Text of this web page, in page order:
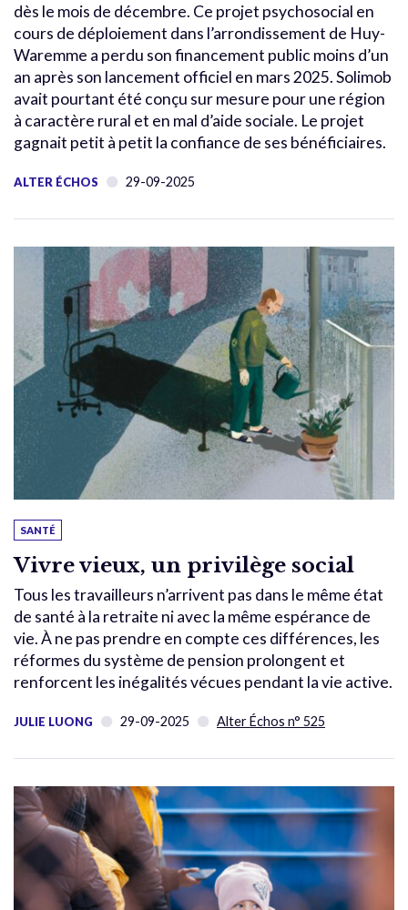
dès le mois de décembre. Ce projet psychosocial en
cours de déploiement dans l’arrondissement de Huy-
Waremme a perdu son financement public moins d’un
an après son lancement officiel en mars 2025. Solimob
avait pourtant été conçu sur mesure pour une région
à caractère rural et en mal d’aide sociale. Le projet
gagnait petit à petit la confiance de ses bénéficiaires.
ALTER ÉCHOS 29-09-2025
SANTÉ
Vivre vieux, un privilège social
Tous les travailleurs n’arrivent pas dans le même état
de santé à la retraite ni avec la même espérance de
vie. À ne pas prendre en compte ces différences, les
réformes du système de pension prolongent et
renforcent les inégalités vécues pendant la vie active.
JULIE LUONG 29-09-2025 Alter Échos n° 525